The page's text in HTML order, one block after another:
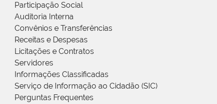
Participação Social
Auditoria Interna
Convênios e Transferências
Receitas e Despesas
Licitações e Contratos
Servidores
Informações Classificadas
Serviço de Informação ao Cidadão (SIC)
Perguntas Frequentes